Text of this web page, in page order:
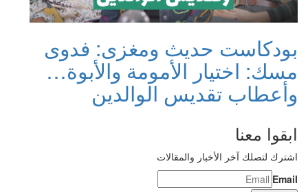
بودكاست حديث ومغزى: فدوى
مسك: اختيار الأمومة والأبوة…
وأعطاب تقديس الوالدين
ابقوا معنا
اشترك لتصلك آخر الأخبار والمقالات
Email